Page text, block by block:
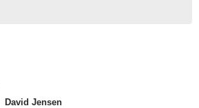
David Jensen